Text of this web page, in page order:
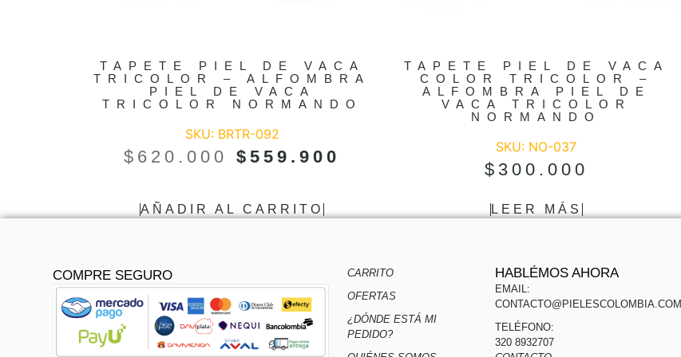
TAPETE PIEL DE VACA
TRICOLOR – ALFOMBRA
PIEL DE VACA
TRICOLOR NORMANDO
SKU: BRTR-092
$ 620.000 $559.900
AÑADIR AL CARRITO
TAPETE PIEL DE VACA
COLOR TRICOLOR –
ALFOMBRA PIEL DE
VACA TRICOLOR
NORMANDO
SKU: NO-037
$ 300.000
LEER MÁS
COMPRE SEGURO
CARRITO
OFERTAS
¿DÓNDE ESTÁ MI
PEDIDO?
HABLÉMOS AHORA
EMAIL:
CONTACTO@PIELESCOLOMBIA.COM
TELÉFONO:
320 8932707